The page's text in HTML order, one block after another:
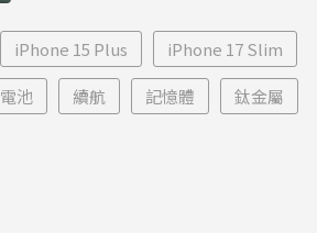
iPhone 15 Plus iPhone 17 Slim
電池 續航 記憶體 鈦金屬